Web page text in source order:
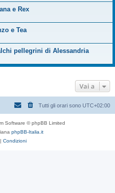
e Rex
e Tea
pellegrini di Alessandria
Vai a
Tutti gli orari sono UTC+02:00
Software © phpBB Limited
phpBB-Italia.it
| Condizioni